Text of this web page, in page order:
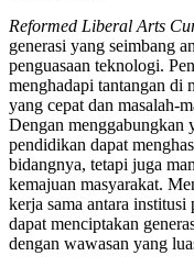
Reformed Liberal Arts
generasi yang seimbang
penguasaan teknologi.
menghadapi tantangan di
yang cepat dan masalah-
Dengan menggabungkan
pendidikan dapat
bidangnya, tetapi juga
kemajuan masyarakat.
kerja sama antara
dapat menciptakan
dengan wawasan yang